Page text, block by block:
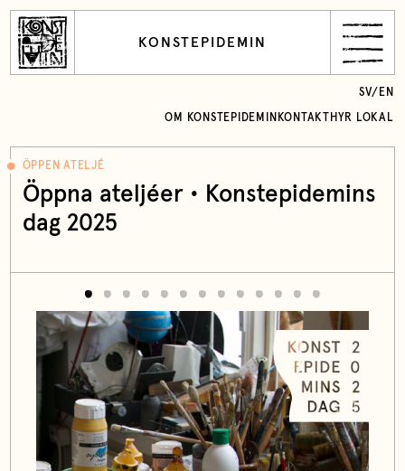
KONSTEPIDEMIN
OM KONSTEPIDEMIN KONTAKT HYR LOKAL
SV/ EN
ÖPPEN ATELJÉ
Öppna ateljéer • Konstepidemins
dag 2025